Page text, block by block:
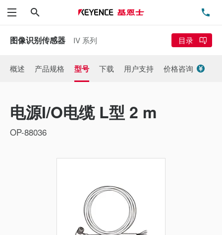
菜单
图像识别传感器 IV 系列 目录
概述 产品规格 型号 下载 用户支持 价格咨询
电源I/O电缆 L型 2 m
OP-88036